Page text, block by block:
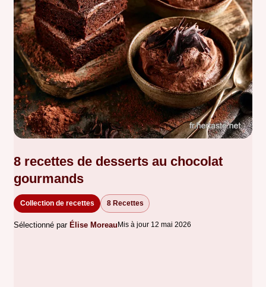
8 recettes de desserts au chocolat
gourmands
Collection de recettes 8 Recettes
Sélectionné par Élise Moreau Mis à jour 12 mai 2026